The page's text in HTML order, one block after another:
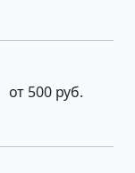
от 500 руб.